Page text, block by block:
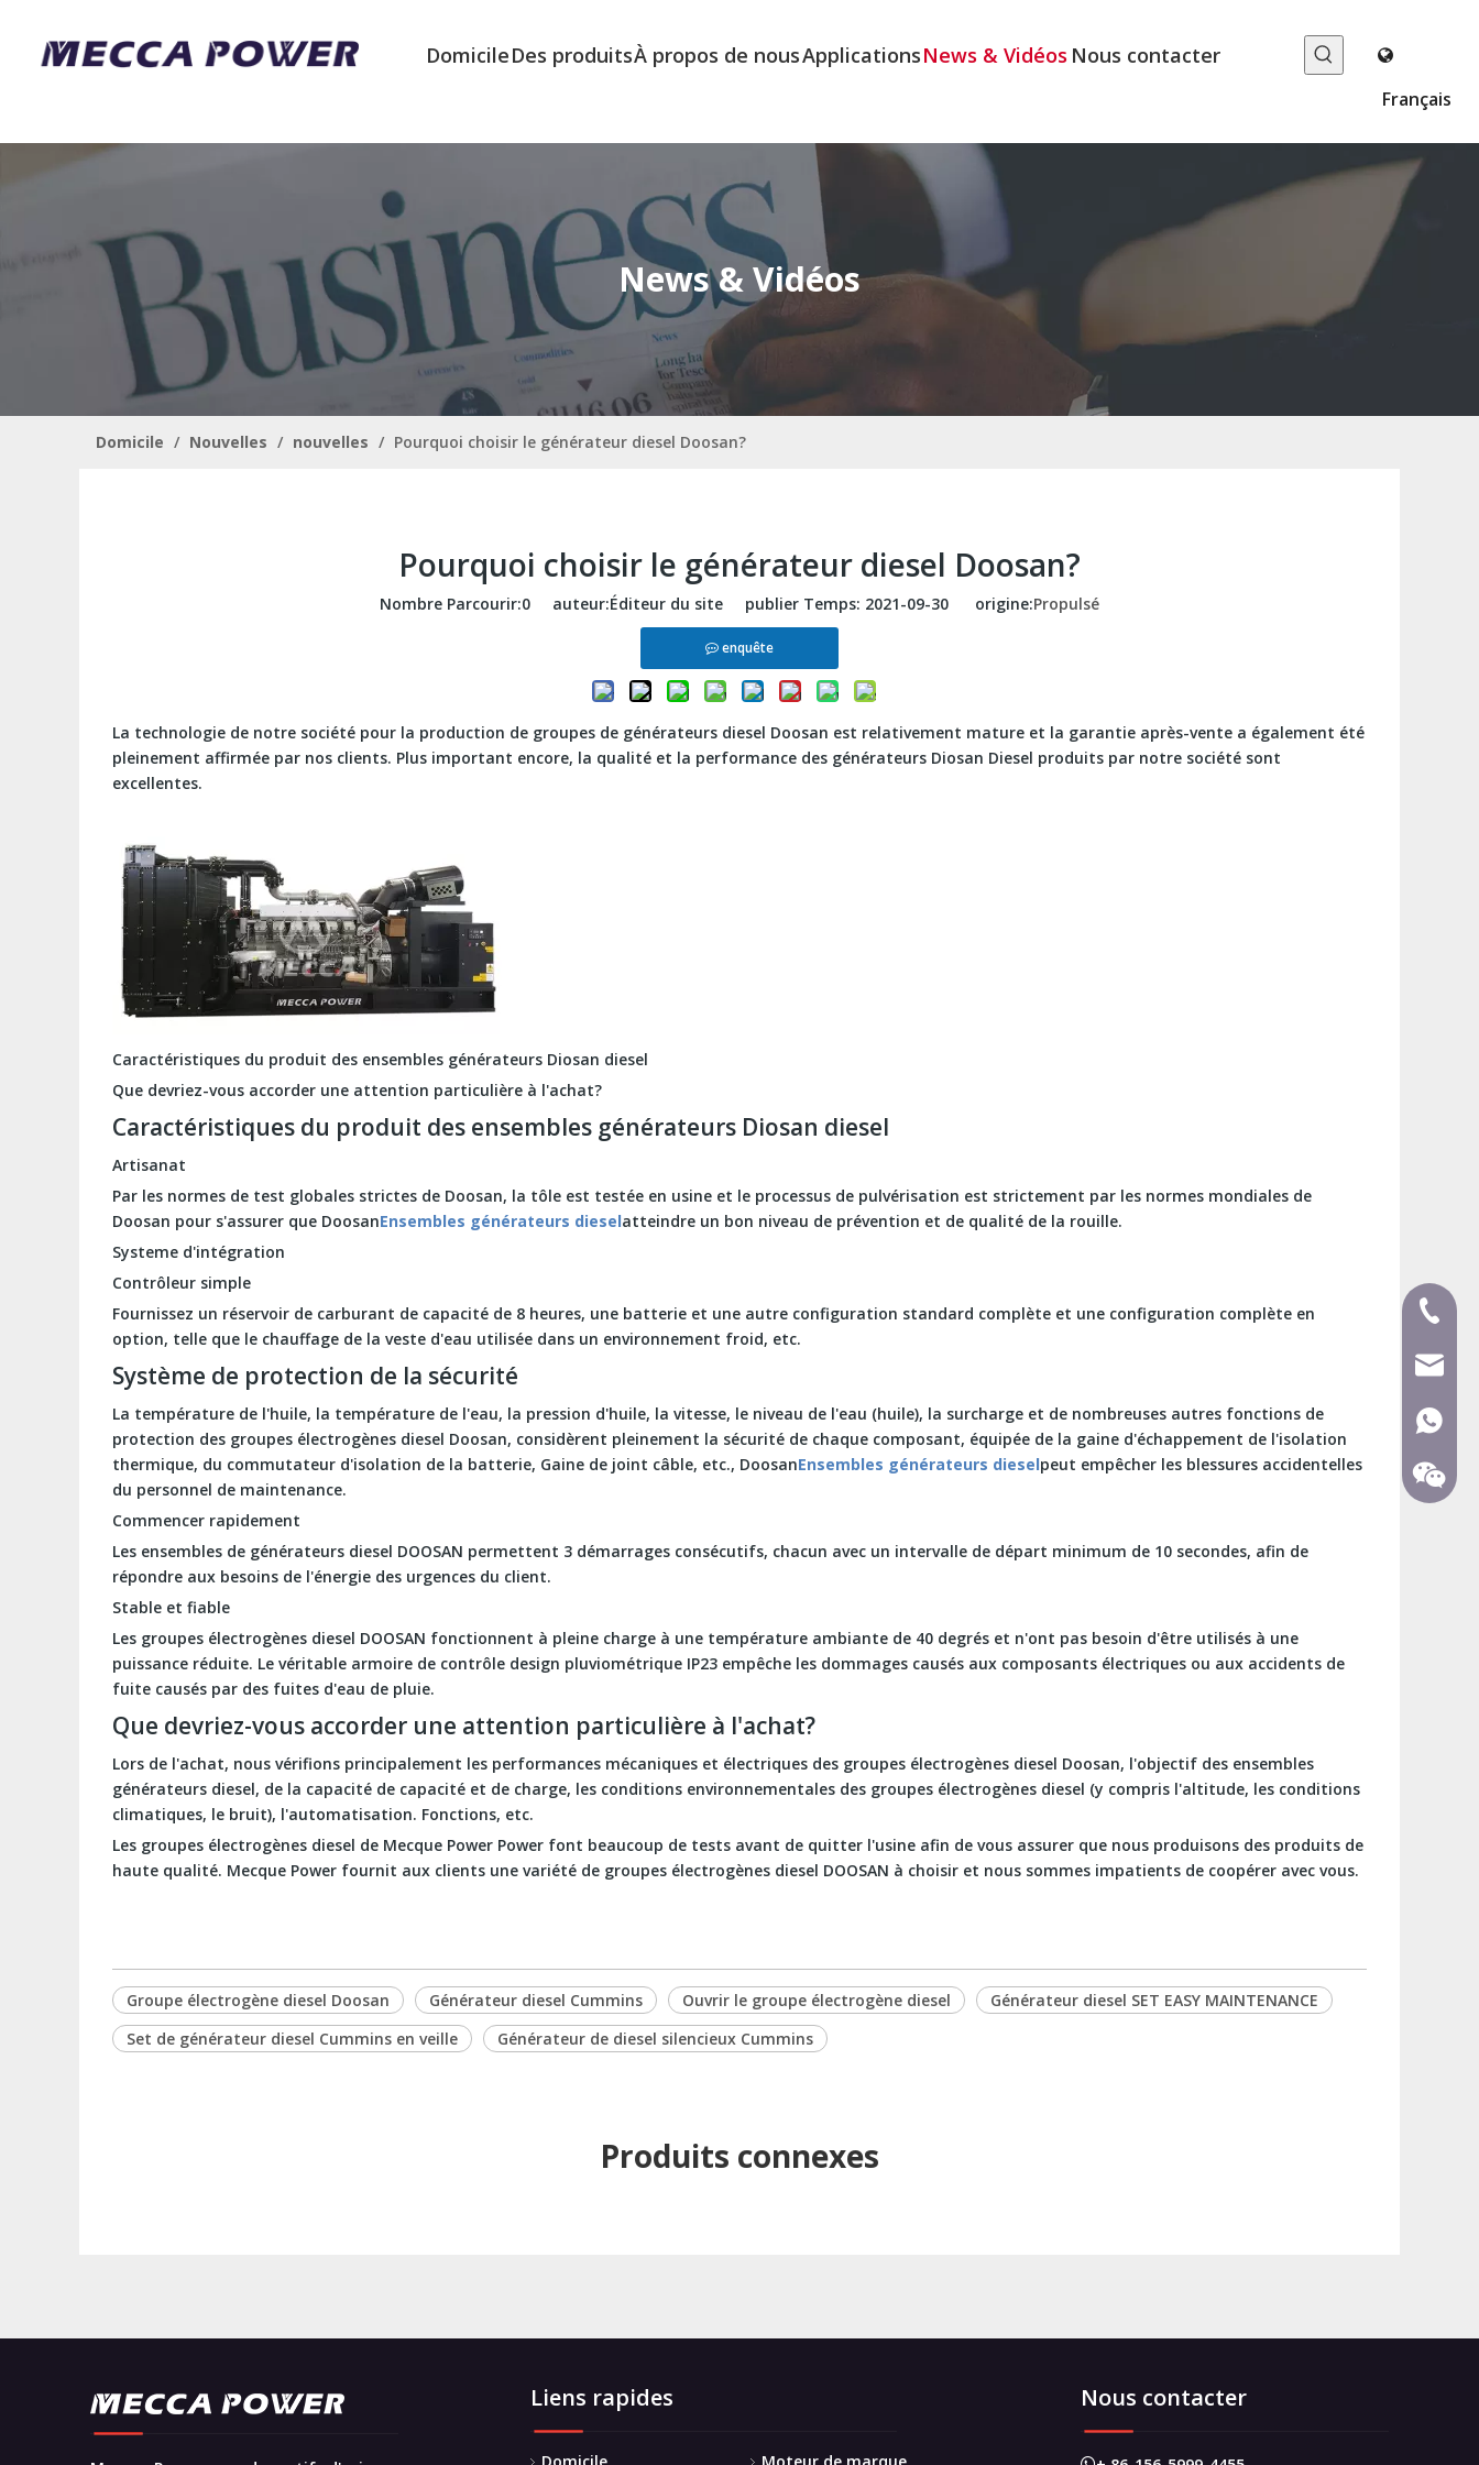
DomicileDes produitsÀ propos de nousApplicationsNews & Vidéos Nous contacter
Français
News & Vidéos
Domicile / Nouvelles / nouvelles / Pourquoi choisir le générateur diesel Doosan?
Pourquoi choisir le générateur diesel Doosan?
Nombre Parcourir:0 auteur:Éditeur du site publier Temps: 2021-09-30 origine:Propulsé
enquête
La technologie de notre société pour la production de groupes de générateurs diesel Doosan est relativement mature et la garantie après-vente a également été
pleinement affirmée par nos clients. Plus important encore, la qualité et la performance des générateurs Diosan Diesel produits par notre société sont
excellentes.
Caractéristiques du produit des ensembles générateurs Diosan diesel
Que devriez-vous accorder une attention particulière à l'achat?
Caractéristiques du produit des ensembles générateurs Diosan diesel
Artisanat
Par les normes de test globales strictes de Doosan, la tôle est testée en usine et le processus de pulvérisation est strictement par les normes mondiales de
Doosan pour s'assurer que DoosanEnsembles générateurs dieselatteindre un bon niveau de prévention et de qualité de la rouille.
Systeme d'intégration
Contrôleur simple
Fournissez un réservoir de carburant de capacité de 8 heures, une batterie et une autre configuration standard complète et une configuration complète en
option, telle que le chauffage de la veste d'eau utilisée dans un environnement froid, etc.
Système de protection de la sécurité
La température de l'huile, la température de l'eau, la pression d'huile, la vitesse, le niveau de l'eau (huile), la surcharge et de nombreuses autres fonctions de
protection des groupes électrogènes diesel Doosan, considèrent pleinement la sécurité de chaque composant, équipée de la gaine d'échappement de l'isolation
thermique, du commutateur d'isolation de la batterie, Gaine de joint câble, etc., DoosanEnsembles générateurs dieselpeut empêcher les blessures accidentelles
du personnel de maintenance.
Commencer rapidement
Les ensembles de générateurs diesel DOOSAN permettent 3 démarrages consécutifs, chacun avec un intervalle de départ minimum de 10 secondes, afin de
répondre aux besoins de l'énergie des urgences du client.
Stable et fiable
Les groupes électrogènes diesel DOOSAN fonctionnent à pleine charge à une température ambiante de 40 degrés et n'ont pas besoin d'être utilisés à une
puissance réduite. Le véritable armoire de contrôle design pluviométrique IP23 empêche les dommages causés aux composants électriques ou aux accidents de
fuite causés par des fuites d'eau de pluie.
Que devriez-vous accorder une attention particulière à l'achat?
Lors de l'achat, nous vérifions principalement les performances mécaniques et électriques des groupes électrogènes diesel Doosan, l'objectif des ensembles
générateurs diesel, de la capacité de capacité et de charge, les conditions environnementales des groupes électrogènes diesel (y compris l'altitude, les conditions
climatiques, le bruit), l'automatisation. Fonctions, etc.
Les groupes électrogènes diesel de Mecque Power Power font beaucoup de tests avant de quitter l'usine afin de vous assurer que nous produisons des produits de
haute qualité. Mecque Power fournit aux clients une variété de groupes électrogènes diesel DOOSAN à choisir et nous sommes impatients de coopérer avec vous.
Groupe électrogène diesel Doosan Générateur diesel Cummins Ouvrir le groupe électrogène diesel
Générateur diesel SET EASY MAINTENANCE
Set de générateur diesel Cummins en veille
Générateur de diesel silencieux Cummins
Produits connexes
Liens rapides
+ 86-
+ 86-
Nous contacter